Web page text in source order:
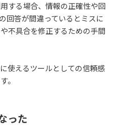
する場合、情報の正確性や回
回答が間違っているとミスに
不具合を修正するための手間
使えるツールとしての信頼感
。
った